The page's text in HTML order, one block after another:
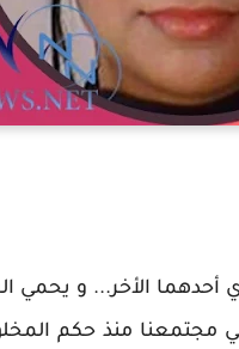
الأخر... و يحمي
مجتمعنا منذ حكم